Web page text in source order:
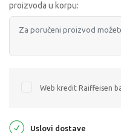
proizvoda u korpu:
Web kredit Raiffeisen
Uslovi dostave